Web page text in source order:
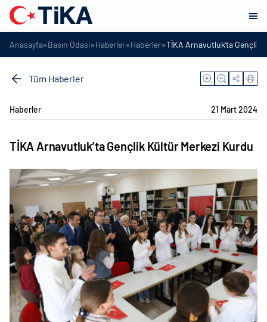
Anasayfa»Basın Odası»Haberler»Haberler»TİKA Arnavutluk’ta Gençlik
Tüm Haberler
Haberler 21 Mart 2024
TİKA Arnavutluk’ta Gençlik Kültür Merkezi Kurdu